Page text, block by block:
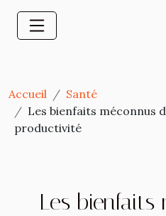
Accueil
Santé
Les bienfaits méconnus
productivité
Les bienfaits